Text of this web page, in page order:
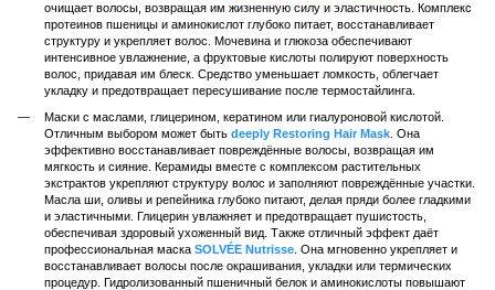
очищает волосы, возвращая им жизненную силу и эластичность. Комплекс
протеинов пшеницы и аминокислот глубоко питает, восстанавливает
структуру и укрепляет волос. Мочевина и глюкоза обеспечивают
интенсивное увлажнение, а фруктовые кислоты полируют поверхность
волос, придавая им блеск. Средство уменьшает ломкость, облегчает
укладку и предотвращает пересушивание после термостайлинга.
Маски с маслами, глицерином, кератином или гиалуроновой кислотой.
Отличным выбором может быть deeply Restoring Hair Mask . Она
эффективно восстанавливает повреждённые волосы, возвращая им
мягкость и сияние. Керамиды вместе с комплексом растительных
экстрактов укрепляют структуру волос и заполняют повреждённые участки.
Масла ши, оливы и репейника глубоко питают, делая пряди более гладкими
и эластичными. Глицерин увлажняет и предотвращает пушистость,
обеспечивая здоровый ухоженный вид. Также отличный эффект даёт
профессиональная маска SOLVÉE Nutrisse . Она мгновенно укрепляет и
восстанавливает волосы после окрашивания, укладки или термических
процедур. Гидролизованный пшеничный белок и аминокислоты повышают